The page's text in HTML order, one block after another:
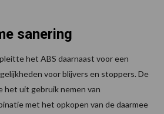
sanering
het ABS daarnaast voor een
voor blijvers en stoppers. De
het uit gebruik nemen van
met het opkopen van de daarmee